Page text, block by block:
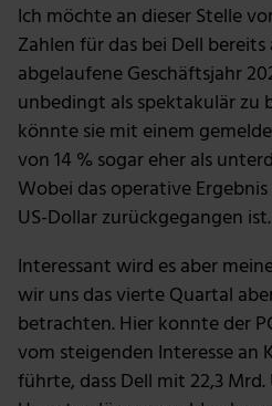
Ich möchte an dieser Stelle
Zahlen für das bei Dell bereits
abgelaufene Geschäftsjahr
unbedingt als spektakulär zu
könnte sie mit einem
von 14 % sogar eher als
Wobei das operative
US-Dollar zurückgegangen ist.
Interessant wird es aber
wir uns das vierte Quartal
betrachten. Hier konnte der
vom steigenden Interesse an
führte, dass Dell mit 22,3